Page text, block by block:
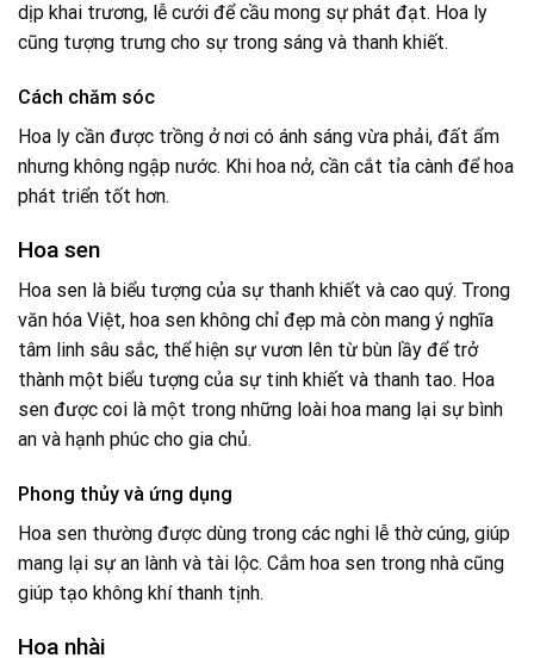
dịp khai trương, lễ cưới để cầu mong sự phát đạt. Hoa ly
cũng tượng trưng cho sự trong sáng và thanh khiết.
Cách chăm sóc
Hoa ly cần được trồng ở nơi có ánh sáng vừa phải, đất ẩm
nhưng không ngập nước. Khi hoa nở, cần cắt tỉa cành để hoa
phát triển tốt hơn.
Hoa sen
Hoa sen là biểu tượng của sự thanh khiết và cao quý. Trong
văn hóa Việt, hoa sen không chỉ đẹp mà còn mang ý nghĩa
tâm linh sâu sắc, thể hiện sự vươn lên từ bùn lầy để trở
thành một biểu tượng của sự tinh khiết và thanh tao. Hoa
sen được coi là một trong những loài hoa mang lại sự bình
an và hạnh phúc cho gia chủ.
Phong thủy và ứng dụng
Hoa sen thường được dùng trong các nghi lễ thờ cúng, giúp
mang lại sự an lành và tài lộc. Cắm hoa sen trong nhà cũng
giúp tạo không khí thanh tịnh.
Hoa nhài